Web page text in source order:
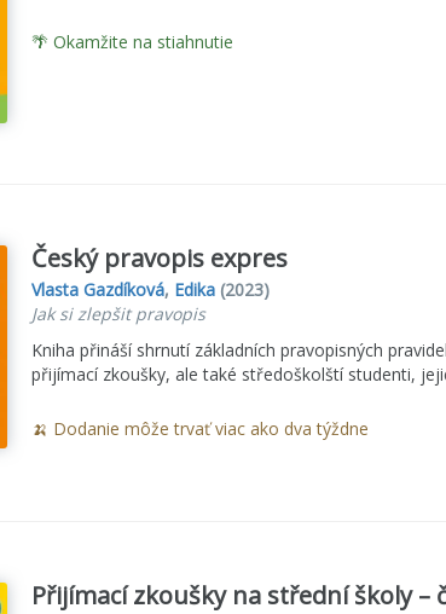
🌴 Okamžite na stiahnutie
Český pravopis expres
Vlasta Gazdíková, Edika(2023)
Jak si zlepšit pravopis
Kniha přináší shrnutí základních pravopisných
přijímací zkoušky, ale také středoškolští studenti,
🍌 Dodanie môže trvať viac ako dva týždne
Přijímací zkoušky na střední školy